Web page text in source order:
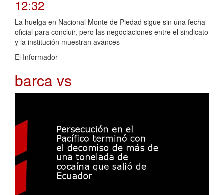
12:32
La huelga en Nacional Monte de Piedad sigue sin una fecha
oficial para concluir, pero las negociaciones entre el sindicato
y la institución muestran avances
El Informador
barca vs